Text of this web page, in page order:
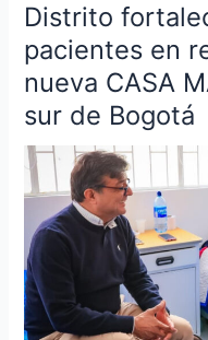
Distrito
pacientes en
nueva CASA
sur de Bogotá
Distrito
fortalece
la
atención
de
pacientes
en
recuperación
con
una
nueva
CASA
MAS